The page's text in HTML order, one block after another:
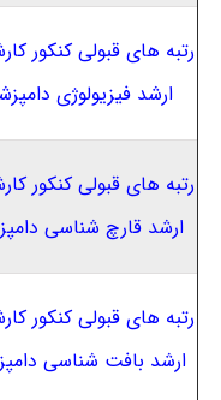
رتبه های قبولی کنکور
ارشد فیزیولوژی
رتبه های قبولی کنکور
ارشد قارچ شناسی
رتبه های قبولی کنکور
ارشد بافت شناسی